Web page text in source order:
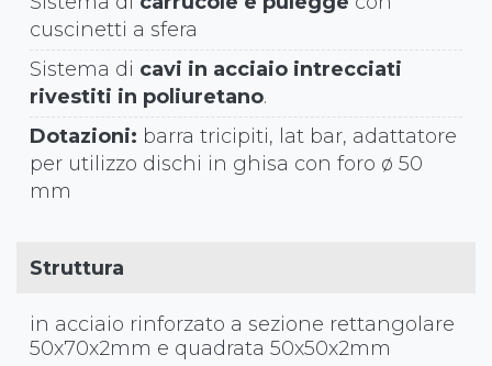
cuscinetti a sfera
Sistema di cavi in acciaio intrecciati
rivestiti in poliuretano.
Dotazioni: barra tricipiti, lat bar, adattatore
per utilizzo dischi in ghisa con foro ø 50
mm
Struttura
in acciaio rinforzato a sezione rettangolare
50x70x2mm e quadrata 50x50x2mm